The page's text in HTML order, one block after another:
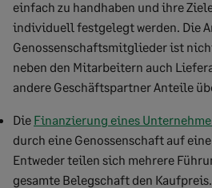
einfach zu handhaben und ihre
individuell festgelegt werden. Die
Genossenschaftsmitglieder ist
neben den Mitarbeitern auch
andere Geschäftspartner Anteile
Die Finanzierung eines
durch eine Genossenschaft auf
Entweder teilen sich mehrere
gesamte Belegschaft den